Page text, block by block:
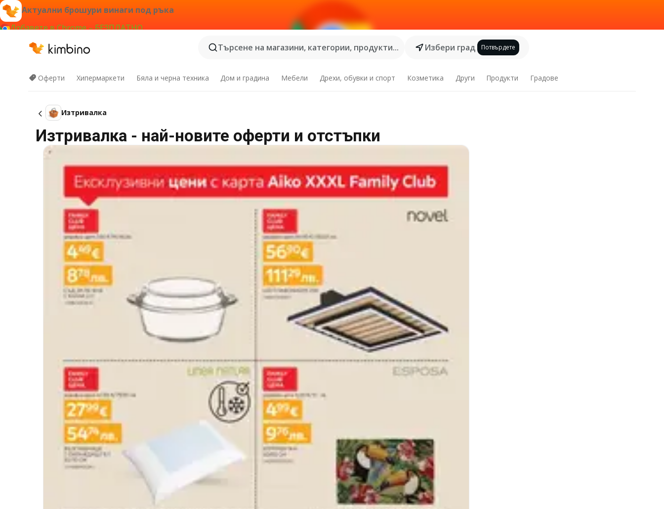
Актуални брошури винаги под ръка
Добавете в Chrome – БЕЗПЛАТНО
Търсене на магазини, категории, продукти...
Избери град Потвърдете
Оферти Хипермаркети Бяла и черна техника Дом и градина Мебели Дрехи, обувки и спорт Козметика Други Продукти Градове
Изтривалка
Изтривалка - най-новите оферти и отстъпки